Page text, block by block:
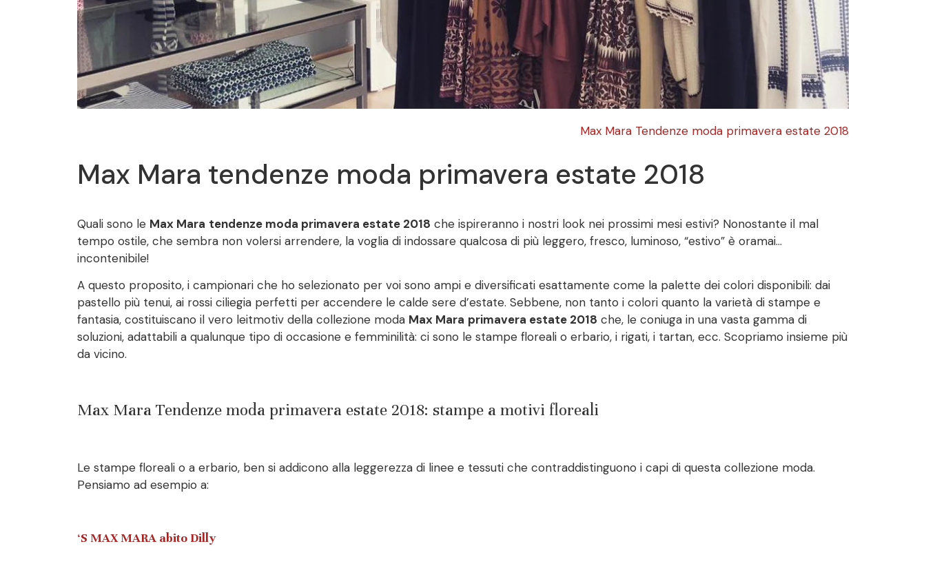
Max Mara Tendenze moda primavera estate 2018
Max Mara tendenze moda primavera estate 2018
Quali sono le Max Mara tendenze moda primavera estate 2018 che ispireranno i nostri look nei prossimi mesi estivi? Nonostante il mal
tempo ostile, che sembra non volersi arrendere, la voglia di indossare qualcosa di più leggero, fresco, luminoso, “estivo” è oramai…
incontenibile!
A questo proposito, i campionari che ho selezionato per voi sono ampi e diversificati esattamente come la palette dei colori disponibili: dai
pastello più tenui, ai rossi ciliegia perfetti per accendere le calde sere d’estate. Sebbene, non tanto i colori quanto la varietà di stampe e
fantasia, costituiscano il vero leitmotiv della collezione moda Max Mara primavera estate 2018 che, le coniuga in una vasta gamma di
soluzioni, adattabili a qualunque tipo di occasione e femminilità: ci sono le stampe floreali o erbario, i rigati, i tartan, ecc. Scopriamo insieme più
da vicino.
Max Mara Tendenze moda primavera estate 2018: stampe a motivi floreali
Le stampe floreali o a erbario, ben si addicono alla leggerezza di linee e tessuti che contraddistinguono i capi di questa collezione moda.
Pensiamo ad esempio a:
‘S MAX MARA abito Dilly